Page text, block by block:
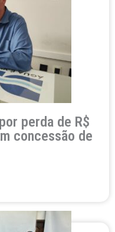
perda de R$
concessão de